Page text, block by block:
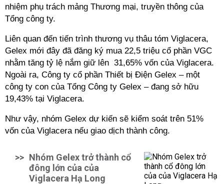
nhiệm phụ trách mảng Thương mại, truyền thông của
Tổng công ty.
Liên quan đến tiến trình thương vụ thâu tóm Viglacera,
Gelex mới đây đã đăng ký mua 22,5 triệu cổ phần VGC
nhằm tăng tỷ lệ nắm giữ lên 31,65% vốn của Viglacera.
Ngoài ra, Công ty cổ phần Thiết bị Điện Gelex – một
công ty con của Tổng Công ty Gelex – đang sở hữu
19,43% tại Viglacera.
Như vậy, nhóm Gelex dự kiến sẽ kiểm soát trên 51%
vốn của Viglacera nếu giao dịch thành công.
>> Nhóm Gelex trở thành cổ
đông lớn của của
Viglacera Hạ Long